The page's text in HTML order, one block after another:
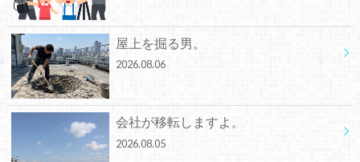
屋上を掘る男。
2026.08.06
会社が移転しますよ。
2026.08.05